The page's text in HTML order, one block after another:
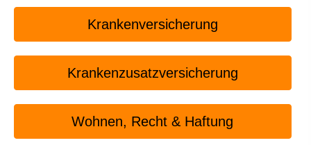
Kranken­ver­si­che­rung
Kranken­zusatz­ver­si­che­rung
Wohnen, Recht & Haftung